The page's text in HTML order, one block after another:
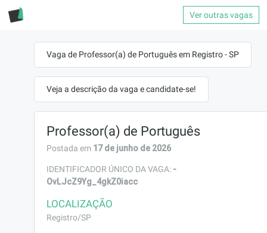
Ver outras vagas
Vaga de Professor(a) de Português em Registro - SP
Veja a descrição da vaga e candidate-se!
Professor(a) de Português
Postada em 17 de junho de 2026
IDENTIFICADOR ÚNICO DA VAGA: -
OvLJcZ9Yg_4gkZ0iacc
LOCALIZAÇÃO
Registro/SP